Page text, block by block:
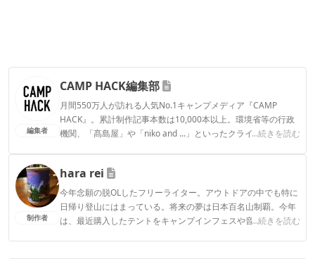
編集者
CAMP HACK編集部
月間550万人が訪れる人気No.1キャンプメディア『CAMP
HACK』。累計制作記事本数は10,000本以上。環境省等の行政
機関、「髙島屋」や「niko and ...」といったクライアントとの
...続きを読む
CAMP HACK編集部のプロフィール
制作者
hara rei
今年念願の脱OLしたフリーライター。アウトドアの中でも特に
日帰り登山にはまっている。将来の夢は日本百名山制覇。今年
は、最近購入したテントをキャンプインフェスや音楽フェスで
...続きを読む